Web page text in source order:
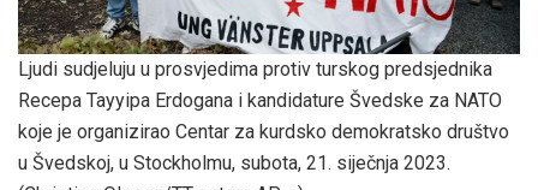
Ljudi sudjeluju u prosvjedima protiv turskog predsjednika
Recepa Tayyipa Erdogana i kandidature Švedske za NATO
koje je organizirao Centar za kurdsko demokratsko društvo
u Švedskoj, u Stockholmu, subota, 21. siječnja 2023.